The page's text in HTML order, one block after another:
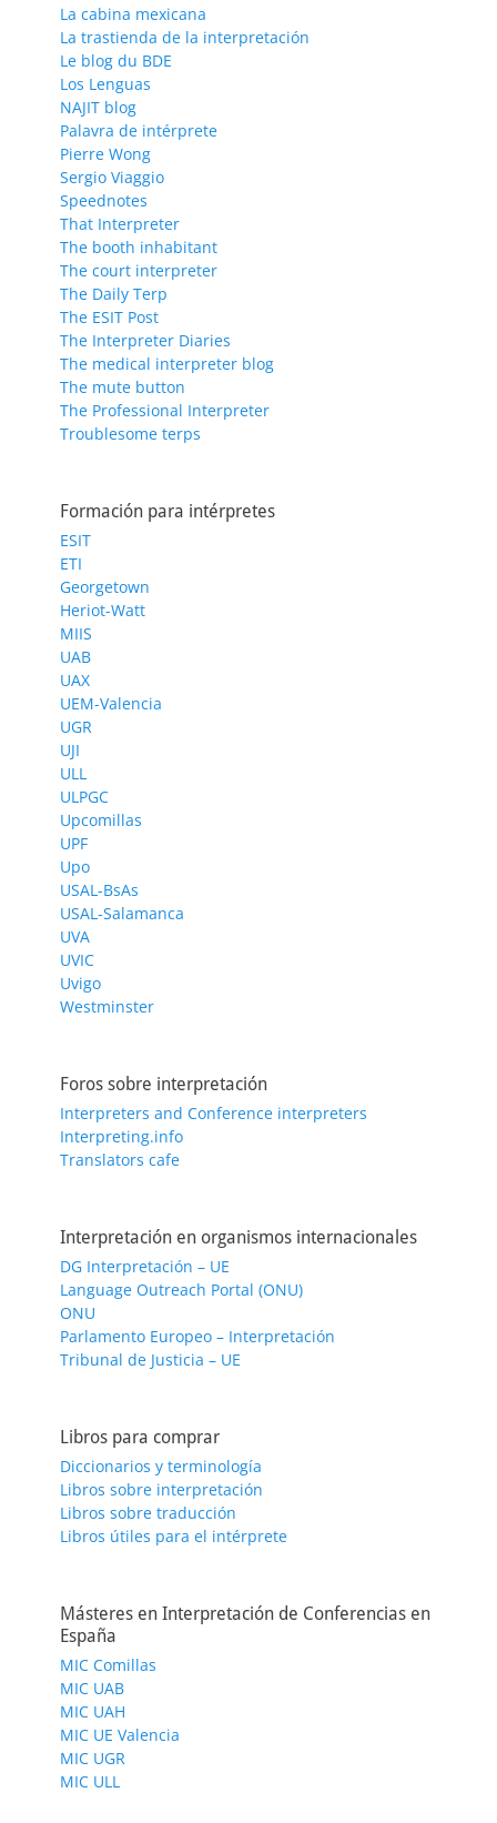
La cabina mexicana
La trastienda de la interpretación
Le blog du BDE
Los Lenguas
NAJIT blog
Palavra de intérprete
Pierre Wong
Sergio Viaggio
Speednotes
That Interpreter
The booth inhabitant
The court interpreter
The Daily Terp
The ESIT Post
The Interpreter Diaries
The medical interpreter blog
The mute button
The Professional Interpreter
Troublesome terps
Formación para intérpretes
ESIT
ETI
Georgetown
Heriot-Watt
MIIS
UAB
UAX
UEM-Valencia
UGR
UJI
ULL
ULPGC
Upcomillas
UPF
Upo
USAL-BsAs
USAL-Salamanca
UVA
UVIC
Uvigo
Westminster
Foros sobre interpretación
Interpreters and Conference interpreters
Interpreting.info
Translators cafe
Interpretación en organismos internacionales
DG Interpretación – UE
Language Outreach Portal (ONU)
ONU
Parlamento Europeo – Interpretación
Tribunal de Justicia – UE
Libros para comprar
Diccionarios y terminología
Libros sobre interpretación
Libros sobre traducción
Libros útiles para el intérprete
Másteres en Interpretación de Conferencias en
España
MIC Comillas
MIC UAB
MIC UAH
MIC UE Valencia
MIC UGR
MIC ULL